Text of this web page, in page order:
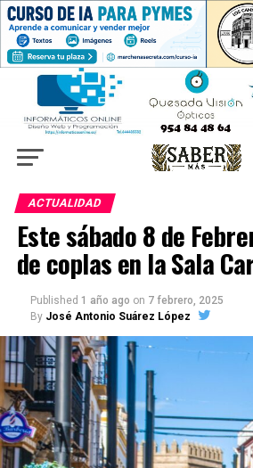
ACTUALIDAD
Este sábado 8 de
de coplas en la Sala
Published 1 año ago on 7 febrero, 2025
By José Antonio Suárez López